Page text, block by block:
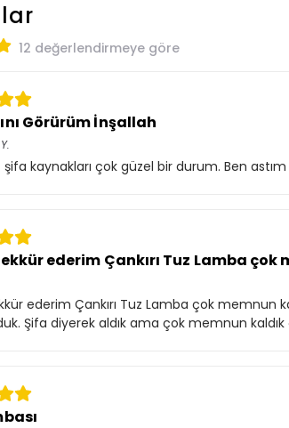
12 değerlendirmeye göre
Görürüm İnşallah
Y.
kaynakları çok güzel bir durum. Ben
ederim Çankırı Tuz Lamba çok
ederim Çankırı Tuz Lamba çok memnun
Şifa diyerek aldık ama çok memnun